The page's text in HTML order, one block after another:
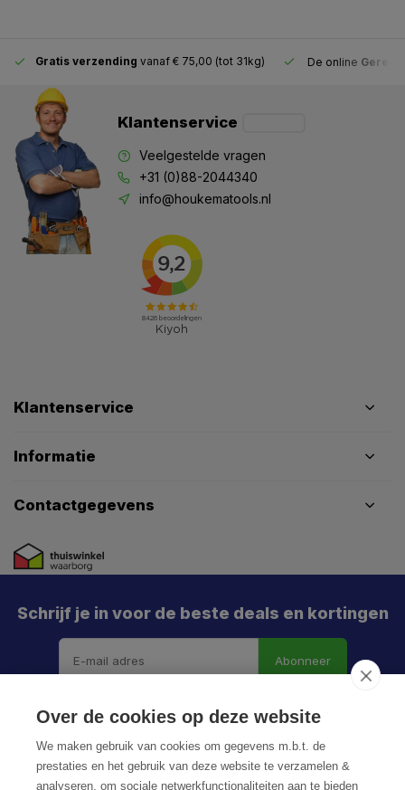
Gratis verzending vanaf € 75,00 (tot 31kg) De online
Klantenservice
Veelgestelde vragen
+31 (0)88-2044340
info@houkematools.nl
Klantenservice
Informatie
Contactgegevens
Schrijf je in voor de beste deals en kortingen
Abonneer
Over de cookies op deze website
We maken gebruik van cookies om gegevens m.b.t. de
prestaties en het gebruik van deze website te verzamelen &
analyseren, om sociale netwerkfunctionaliteiten aan te bieden